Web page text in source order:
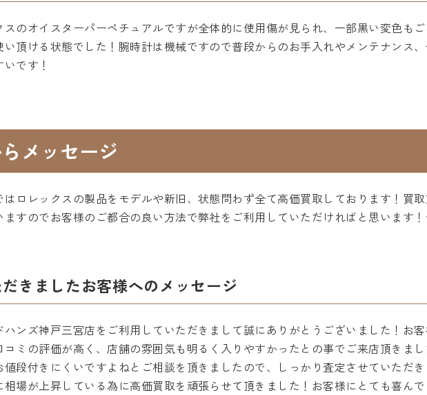
スのオイスターパーペチュアルですが全体的に使用傷が見られ、一部黒い変色も
い頂ける状態でした！腕時計は機械ですので普段からのお手入れやメンテナンス
です！
メッセージ
はロレックスの製品をモデルや新旧、状態問わず全て高価買取しております！買
すのでお客様のご都合の良い方法で弊社をご利用していただければと思います
きましたお客様へのメッセージ
ハンズ神戸三宮店をご利用していただきまして誠にありがとうございました！お
コミの評価が高く、店舗の雰囲気も明るく入りやすかったとの事でご来店頂きま
値段付きにくいですよねとご相談を頂きましたので、しっかり査定させていただ
相場が上昇している為に高価買取を頑張らせて頂きました！お客様にとても喜ん